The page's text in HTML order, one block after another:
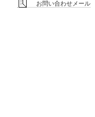
お問い合わせメール